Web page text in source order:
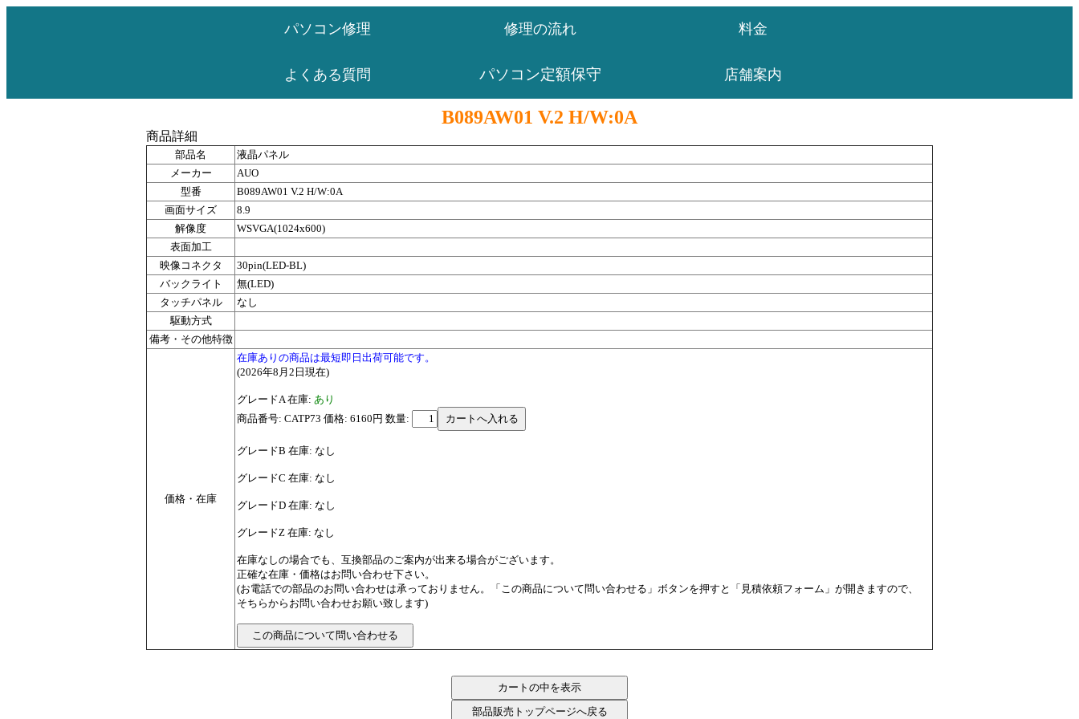
パソコン修理 修理の流れ 料金
よくある質問 パソコン定額保守 店舗案内
B089AW01 V.2 H/W:0A
商品詳細
部品名
液晶パネル
メーカー
AUO
型番
B089AW01 V.2 H/W:0A
画面サイズ
8.9
解像度
WSVGA(1024x600)
表面加工
映像コネクタ
30pin(LED-BL)
バックライト
無(LED)
タッチパネル
なし
駆動方式
備考・その他特徴
価格・在庫
在庫ありの商品は最短即日出荷可能です。
(2026年8月2日現在)
グレードA 在庫: あり
商品番号: CATP73 価格: 6160円 数量:
グレードB 在庫: なし
グレードC 在庫: なし
グレードD 在庫: なし
グレードZ 在庫: なし
在庫なしの場合でも、互換部品のご案内が出来る場合がございます。
正確な在庫・価格はお問い合わせ下さい。
(お電話での部品のお問い合わせは承っておりません。「この商品について問い合わせる」ボタンを押すと「見積依頼フォーム」が開きますので、
そちらからお問い合わせお願い致します)